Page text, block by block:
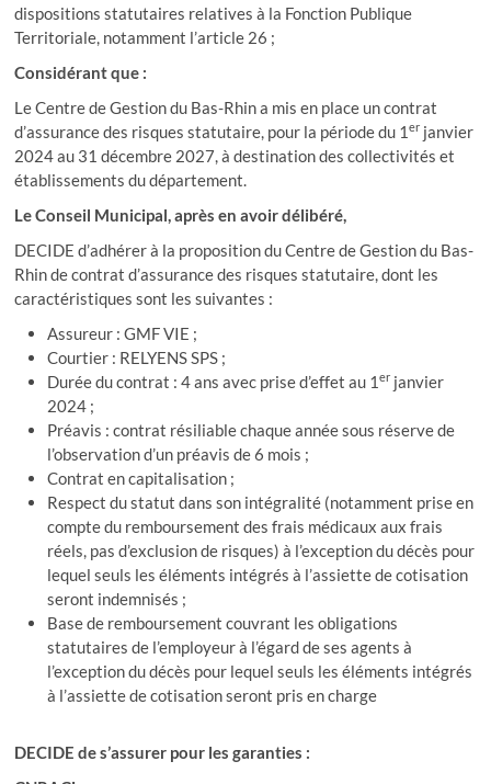
dispositions statutaires relatives à la Fonction Publique
Territoriale, notamment l’article 26 ;
Considérant que :
Le Centre de Gestion du Bas-Rhin a mis en place un contrat
d’assurance des risques statutaire, pour la période du 1er janvier
2024 au 31 décembre 2027, à destination des collectivités et
établissements du département.
Le Conseil Municipal, après en avoir délibéré,
DECIDE d’adhérer à la proposition du Centre de Gestion du Bas-
Rhin de contrat d’assurance des risques statutaire, dont les
caractéristiques sont les suivantes :
Assureur : GMF VIE ;
Courtier : RELYENS SPS ;
Durée du contrat : 4 ans avec prise d’effet au 1er janvier
2024 ;
Préavis : contrat résiliable chaque année sous réserve de
l’observation d’un préavis de 6 mois ;
Contrat en capitalisation ;
Respect du statut dans son intégralité (notamment prise en
compte du remboursement des frais médicaux aux frais
réels, pas d’exclusion de risques) à l’exception du décès pour
lequel seuls les éléments intégrés à l’assiette de cotisation
seront indemnisés ;
Base de remboursement couvrant les obligations
statutaires de l’employeur à l’égard de ses agents à
l’exception du décès pour lequel seuls les éléments intégrés
à l’assiette de cotisation seront pris en charge
DECIDE de s’assurer pour les garanties :